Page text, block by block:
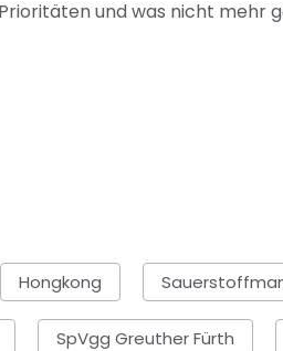
und was nicht mehr
Hongkong
SpVgg Greuther Fürth